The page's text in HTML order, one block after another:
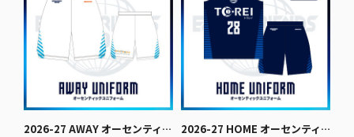
2026-27 AWAY オーセンティックユニフォーム【下】 2026-27 HOME オーセンティックユニフォーム【上下セット】でお得！